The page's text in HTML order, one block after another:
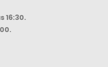
16:30.